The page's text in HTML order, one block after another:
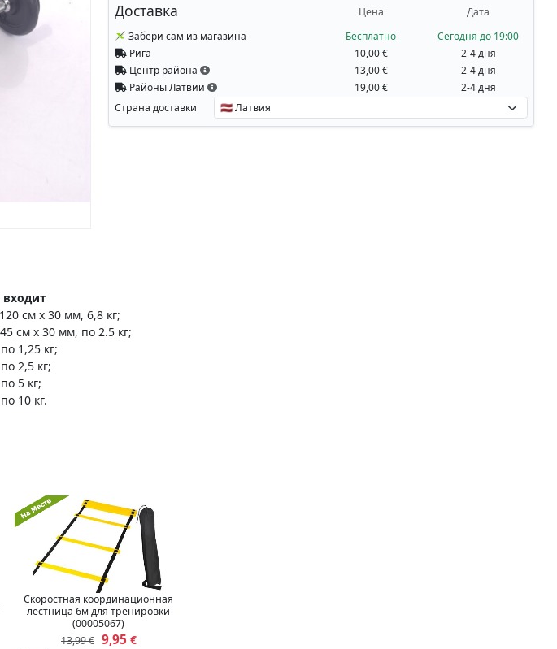
Доставка Цена Дата
Забери сам из магазина Бесплатно
Сегодня до 19:00
Рига
10,00 €
2-4 дня
Центр района
13,00 €
2-4 дня
Районы Латвии
19,00 € 2-4 дня
Страна доставки
см x 30 мм, 6,8 кг;
см x 30 мм, по 2.5 кг;
1,25 кг;
2,5 кг;
5 кг;
10 кг.
Скоростная координационная
лестница 6м для тренировки
(00005067)
13,99 € 9,95 €